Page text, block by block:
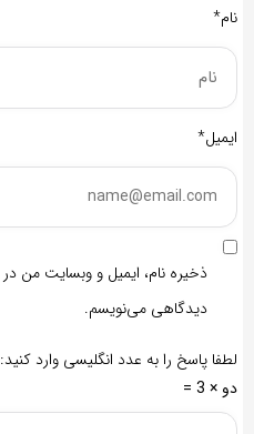
نام*
ایمیل*
ذخیره نام، ایمیل و وبسایت من در
دیدگاهی می‌نویسم.
لطفا پاسخ را به عدد انگلیسی وارد کنید:
دو × 3 =